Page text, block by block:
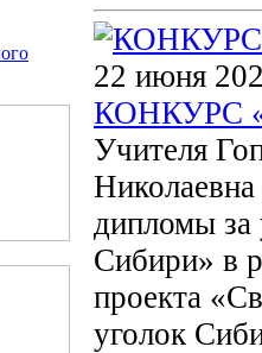
22 июня
КОНКУРС
Учителя
дипломы за
Сибири» в
проекта
уголок